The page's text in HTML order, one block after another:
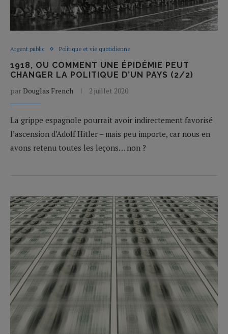
Argent public Politique et vie quotidienne
1918, OU COMMENT UNE ÉPIDÉMIE PEUT
CHANGER LA POLITIQUE D’UN PAYS (2/2)
parDouglas French 2 juillet 2020
La grippe espagnole pourrait avoir indirectement favorisé
l’ascension d’Adolf Hitler – mais peu importe, car nous en
avons retenu toutes les leçons… non ?